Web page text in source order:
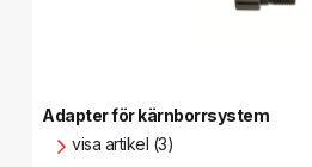
Adapter för kärnborrsystem
visa artikel (3)